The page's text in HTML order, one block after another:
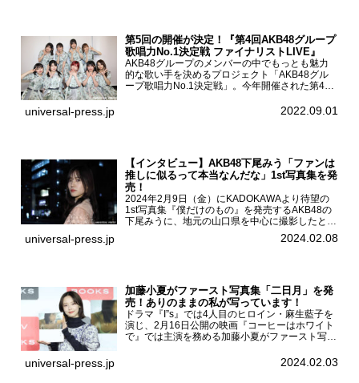
第5回の開催が決定！『第4回AKB48グループ
歌唱力No.1決定戦 ファイナリストLIVE』
AKB48グループのメンバーの中でもっとも魅力
的な歌い手を決めるプロジェクト「AKB48グル
ープ歌唱力No.1決定戦」。今年開催された第4回
る一夜限りのライブイベント「ファイナリスト
universal-press.jp 2022.09.01
【インタビュー】AKB48下尾みう「ファンは
推しに似るって本当なんだな」1st写真集を発
売！
2024年2月9日（金）にKADOKAWAより待望の
1st写真集『僕だけのもの』を発売するAKB48の
下尾みうに、地元の山口県を中心に撮影したとい
う今回の写真集についてインタビューをお願いし
た。1st写真集『僕だけのもの』を発売する
universal-press.jp 2024.02.08
加藤小夏がファースト写真集「二日月」を発
売！ありのままの私が写っています！
ドラマ『I”s』では4人目のヒロイン・麻生藍子を
演じ、2月16日公開の映画『コーヒーはホワイト
で』では主演を務める加藤小夏がファースト写真
記念イベントをHMV＆BOOKS SHIBUYAで開催
universal-press.jp 2024.02.03